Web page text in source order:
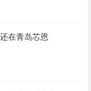
在青岛芯恩